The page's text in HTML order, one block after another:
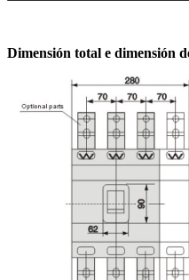
Dimensión total e dimensión